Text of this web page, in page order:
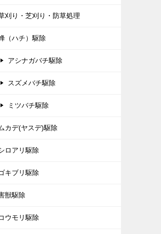
刈り・芝刈り・防草処理
（ハチ）駆除
アシナガバチ駆除
スズメバチ駆除
ミツバチ駆除
カデ(ヤスデ)駆除
ロアリ駆除
キブリ駆除
獣駆除
ウモリ駆除